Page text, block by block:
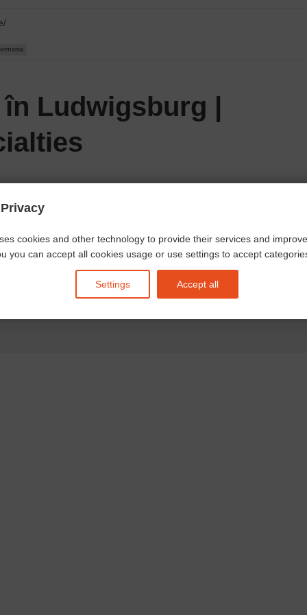
Ludwigsburg |
cookies and other technology to provide their services and
you can accept all cookies usage or use settings to accept
Settings Accept all